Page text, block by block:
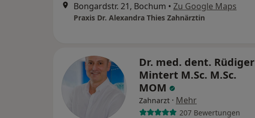
Bongardstr. 21, Bochum • Zu Google Maps
Praxis Dr. Alexandra Thies Zahnärztin
Dr. med. dent. Rüdiger
Mintert M.Sc. M.Sc.
MOM
Zahnarzt · Mehr
207 Bewertungen